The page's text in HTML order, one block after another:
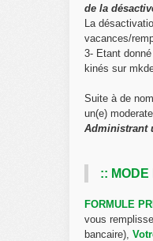
de la
La
vacances/
3- Etant
kinés sur
Suite à de
un(e)
Administrant
:: MODE
FORMULE
vous
bancaire),